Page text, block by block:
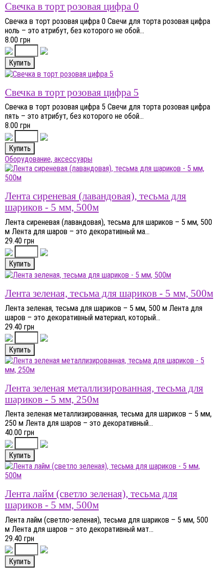
Свечка в торт розовая цифра 0
Свечка в торт розовая цифра 0 Свечи для торта розовая цифра
ноль – это атрибут, без которого не обой...
8.00 грн
Свечка в торт розовая цифра 5
Свечка в торт розовая цифра 5 Свечи для торта розовая цифра
пять – это атрибут, без которого не обой...
8.00 грн
Оборудование, аксессуары
Лента сиреневая (лавандовая), тесьма для
шариков - 5 мм, 500м
Лента сиреневая (лавандовая), тесьма для шариков – 5 мм, 500
м Лента для шаров – это декоративный ма...
29.40 грн
Лента зеленая, тесьма для шариков - 5 мм, 500м
Лента зеленая, тесьма для шариков – 5 мм, 500 м Лента для
шаров – это декоративный материал, который...
29.40 грн
Лента зеленая металлизированная, тесьма для
шариков - 5 мм, 250м
Лента зеленая металлизированная, тесьма для шариков – 5 мм,
250 м Лента для шаров – это декоративный...
40.00 грн
Лента лайм (светло зеленая), тесьма для
шариков - 5 мм, 500м
Лента лайм (светло-зеленая), тесьма для шариков – 5 мм, 500
м Лента для шаров – это декоративный мат...
29.40 грн